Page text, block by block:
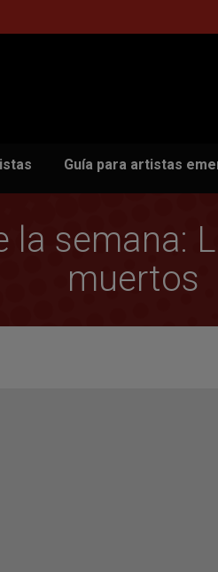
Guía para artistas
la semana:
muertos